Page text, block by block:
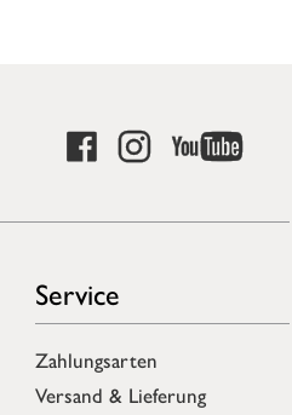
Service
Zahlungsarten
Versand & Lieferung